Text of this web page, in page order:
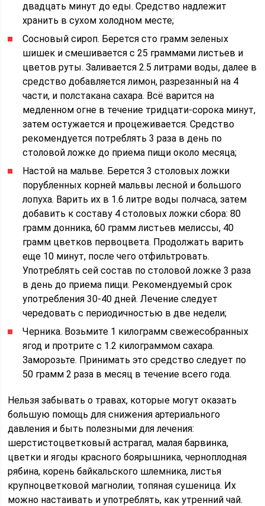
двадцать минут до еды. Средство надлежит
хранить в сухом холодном месте;
Сосновый сироп. Берется сто грамм зеленых
шишек и смешивается с 25 граммами листьев и
цветов руты. Заливается 2.5 литрами воды, далее в
средство добавляется лимон, разрезанный на 4
части, и полстакана сахара. Всё варится на
медленном огне в течение тридцати-сорока минут,
затем остужается и процеживается. Средство
рекомендуется потреблять 3 раза в день по
столовой ложке до приема пищи около месяца;
Настой на мальве. Берется 3 столовых ложки
порубленных корней мальвы лесной и большого
лопуха. Варить их в 1.6 литре воды полчаса, затем
добавить к составу 4 столовых ложки сбора: 80
грамм донника, 60 грамм листьев мелиссы, 40
грамм цветков первоцвета. Продолжать варить
еще 10 минут, после чего отфильтровать.
Употреблять сей состав по столовой ложке 3 раза
в день до приема пищи. Рекомендуемый срок
употребления 30-40 дней. Лечение следует
чередовать с периодичностью в две недели;
Черника. Возьмите 1 килограмм свежесобранных
ягод и протрите с 1.2 килограммом сахара.
Заморозьте. Принимать это средство следует по
50 грамм 2 раза в месяц в течение всего года.
Нельзя забывать о травах, которые могут оказать
большую помощь для снижения артериального
давления и быть полезными для лечения:
шерстистоцветковый астрагал, малая барвинка,
цветки и ягоды красного боярышника, черноплодная
рябина, корень байкальского шлемника, листья
крупноцветковой магнолии, топяная сушеница. Их
можно настаивать и употреблять, как утренний чай.